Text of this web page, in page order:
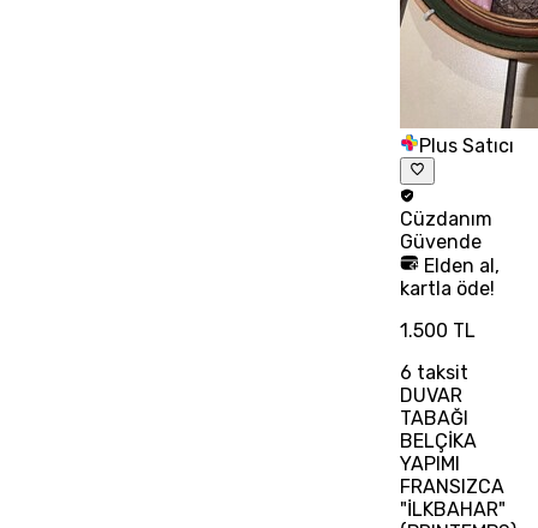
Plus Satıcı
Cüzdanım
Güvende
Elden al,
kartla öde!
1.500 TL
6 taksit
DUVAR
TABAĞI
BELÇİKA
YAPIMI
FRANSIZCA
"İLKBAHAR"